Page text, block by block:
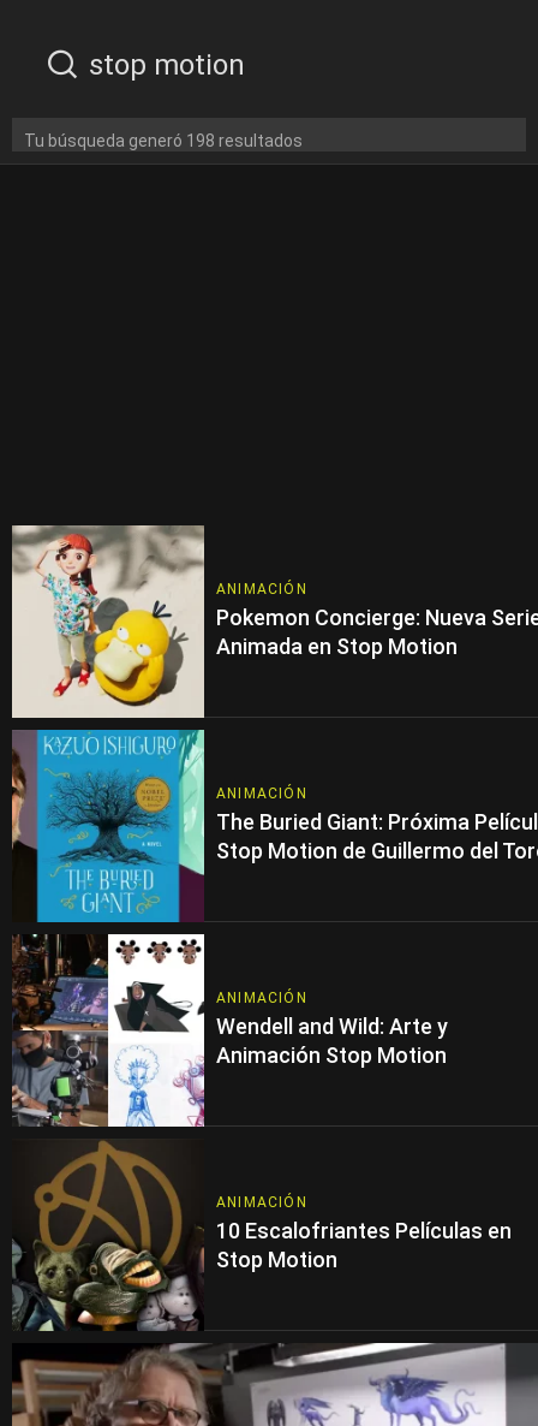
Tu búsqueda generó 198 resultados
ANIMACIÓN
Pokemon Concierge: Nueva
Animada en Stop Motion
ANIMACIÓN
The Buried Giant: Próxima
Stop Motion de Guillermo del
ANIMACIÓN
Wendell and Wild: Arte y
Animación Stop Motion
ANIMACIÓN
10 Escalofriantes Películas en
Stop Motion